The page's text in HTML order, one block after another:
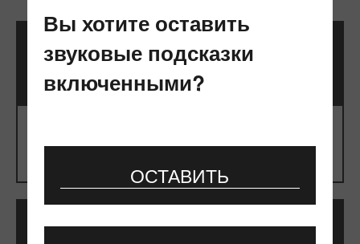
Вы хотите оставить
звуковые подсказки
включенными?
ОСТАВИТЬ
ВЕДУЩИЙ ИНЖЕНЕР-
ЭЛЕКТРИК (0,5 СТАВКИ)
ГЕОДЕЗИСТ